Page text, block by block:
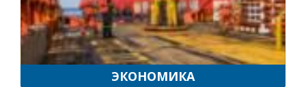
ЭКОНОМИКА